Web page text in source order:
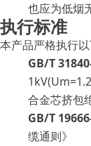
也应为低烟
执行标准
本产品严格执行以
GB/T
合金芯挤包
GB/T
缆通则》